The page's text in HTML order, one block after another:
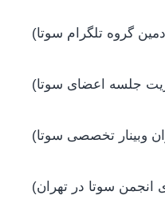
گروه تلگرام سوتا
جلسه اعضای سوتا
وبینار تخصصی سوتا
انجمن سوتا در تهران